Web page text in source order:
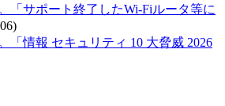
「サポート終了したWi-Fiルータ等に
「情報 セキュリティ 10 大脅威 2026